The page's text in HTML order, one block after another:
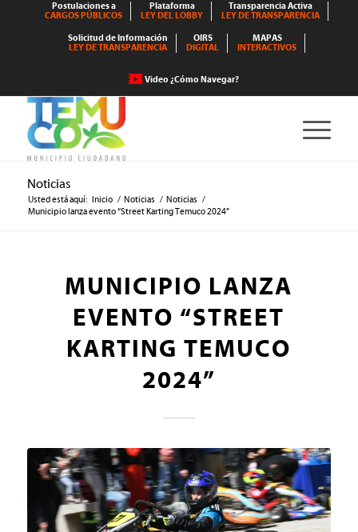
Postulaciones a
CARGOS PÚBLICOS
Plataforma
LEY DEL LOBBY
Transparencia Activa
LEY DE TRANSPARENCIA
Solicitud de Información
LEY DE TRANSPARENCIA
OIRS
DIGITAL
MAPAS
INTERACTIVOS
Video ¿Cómo Navegar?
Noticias
Usted está aquí: Inicio / Noticias / Noticias /
Municipio lanza evento “Street Karting Temuco 2024”
MUNICIPIO LANZA
EVENTO “STREET
KARTING TEMUCO
2024”